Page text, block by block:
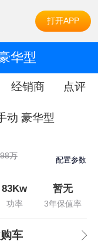
打开APP
华型
经销商 点评
动 豪华型
万 配置参数
83Kw
功率
暂无
3年保值率
车